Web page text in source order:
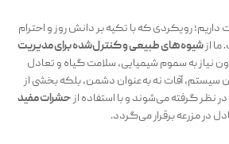
داریم؛ رویکردی که با تکیه بر دانش روز و احترام
ازشیوه‌های طبیعی و کنترل‌شده برای مدیریت
نیاز به سموم شیمیایی، سلامت گیاه و تعادل
آفات نه به‌عنوان دشمن، بلکه بخشی از
گرفته می‌شوند و با استفاده از حشرات مفید
در مزرعه برقرار می‌گردد.